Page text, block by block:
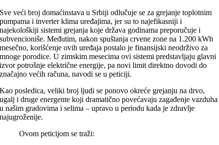
Sve veći broj domaćinstava u Srbiji odlučuje se za grejanje toplotnim
pumpama i inverter klima uređajima, jer su to najefikasniji i
najekološkiji sistemi grejanja koje država godinama preporučuje i
subvencioniše. Međutim, nakon spuštanja crvene zone na 1.200 kWh
mesečno, korišćenje ovih uređaja postalo je finansijski neodrživo za
mnoge porodice. U zimskim mesecima ovi sistemi predstavljaju glavni
izvor potrošnje električne energije, pa novi limit direktno dovodi do
značajno većih računa, navodi se u peticiji.
Kao posledica, veliki broj ljudi se ponovo okreće grejanju na drvo,
ugalj i druge energente koji dramatično povećavaju zagađenje vazduha
u našim gradovima i selima – upravo u periodu kada je zdravlje
najugroženije.
Ovom peticijom se traži: